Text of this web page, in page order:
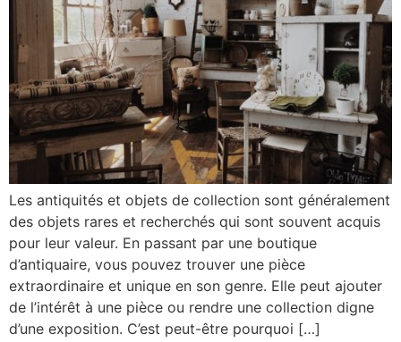
Les antiquités et objets de collection sont généralement
des objets rares et recherchés qui sont souvent acquis
pour leur valeur. En passant par une boutique
d’antiquaire, vous pouvez trouver une pièce
extraordinaire et unique en son genre. Elle peut ajouter
de l’intérêt à une pièce ou rendre une collection digne
d’une exposition. C’est peut-être pourquoi […]